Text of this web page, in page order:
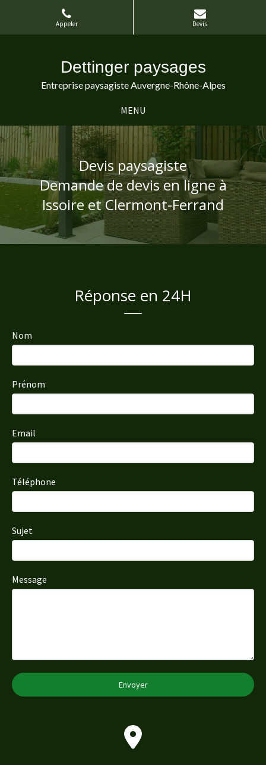
Appeler Devis
Dettinger paysages
Entreprise paysagiste Auvergne-Rhône-Alpes
MENU
Devis paysagiste
Demande de devis en ligne à
Issoire et Clermont-Ferrand
Réponse en 24H
Nom
Prénom
Email
Téléphone
Sujet
Message
Envoyer